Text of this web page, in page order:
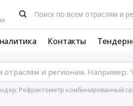
Контакты
Рефрактометр комбинированный